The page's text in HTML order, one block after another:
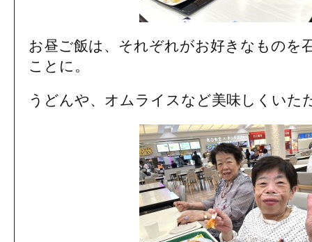
お昼ご飯は、それぞれがお好きなものを
ことに。
うどんや、オムライスなど美味しくいた